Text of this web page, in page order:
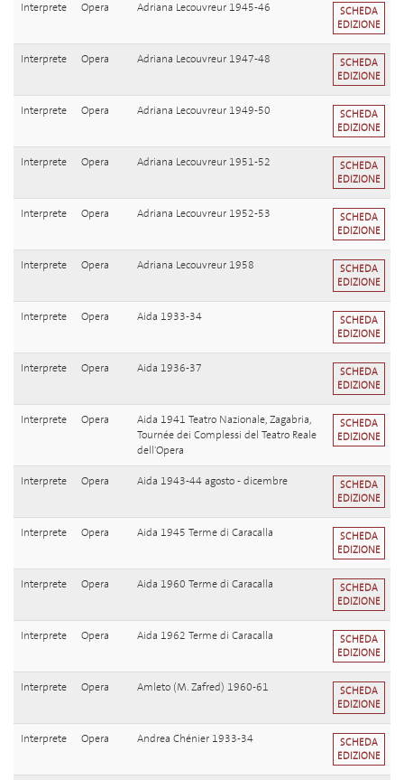
Interprete Opera Adriana Lecouvreur 1945-46
SCHEDA
EDIZIONE
Interprete Opera Adriana Lecouvreur 1947-48
SCHEDA
EDIZIONE
Interprete Opera Adriana Lecouvreur 1949-50
SCHEDA
EDIZIONE
Interprete Opera Adriana Lecouvreur 1951-52
SCHEDA
EDIZIONE
Interprete Opera Adriana Lecouvreur 1952-53
SCHEDA
EDIZIONE
Interprete Opera Adriana Lecouvreur 1958
SCHEDA
EDIZIONE
Interprete Opera Aida 1933-34
SCHEDA
EDIZIONE
Interprete Opera Aida 1936-37
SCHEDA
EDIZIONE
Interprete Opera
Aida 1941 Teatro Nazionale, Zagabria,
Tournée dei Complessi del Teatro Reale
dell'Opera
SCHEDA
EDIZIONE
Interprete Opera Aida 1943-44 agosto - dicembre
SCHEDA
EDIZIONE
Interprete Opera Aida 1945 Terme di Caracalla
SCHEDA
EDIZIONE
Interprete Opera Aida 1960 Terme di Caracalla
SCHEDA
EDIZIONE
Interprete Opera Aida 1962 Terme di Caracalla
SCHEDA
EDIZIONE
Interprete Opera Amleto (M. Zafred) 1960-61
SCHEDA
EDIZIONE
Interprete Opera Andrea Chénier 1933-34
SCHEDA
EDIZIONE